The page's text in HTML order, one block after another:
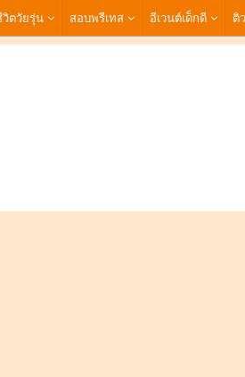
ตวัยรุ่น สอบพรีเทส อีเวนต์เด็กดี ติ